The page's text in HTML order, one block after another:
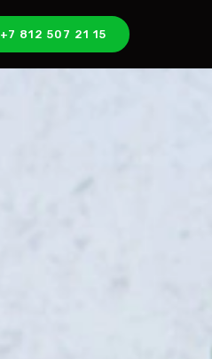
+7 812 507 21 15